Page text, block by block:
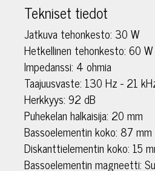
Tekniset tiedot
Jatkuva tehonkesto: 30 W
Hetkellinen tehonkesto: 60 W
Impedanssi: 4 ohmia
Taajuusvaste: 130 Hz - 21
Herkkyys: 92 dB
Puhekelan halkaisija: 20 mm
Bassoelementin koko: 87 mm
Diskanttielementin koko: 15
Bassoelementin magneetti: